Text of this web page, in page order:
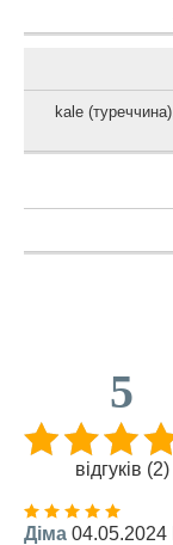
kale (туреччина)
5
відгуків (2)
Діма 04.05.2024